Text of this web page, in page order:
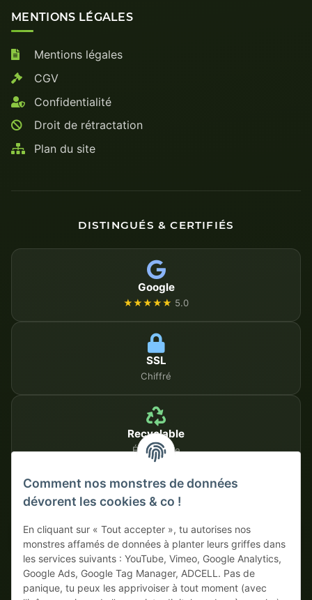
MENTIONS LÉGALES
Mentions légales
CGV
Confidentialité
Droit de rétractation
Plan du site
DISTINGUÉS & CERTIFIÉS
Google
★★★★★ 5.0
SSL
Chiffré
Recyclable
Écologique
MÉTHODES DE PAIEMENT SÉCURISÉES
Sur facture Paiement anticipé avec escompte
Comment nos monstres de données
dévorent les cookies & co !
En cliquant sur « Tout accepter », tu autorises nos
monstres affamés de données à planter leurs griffes dans
les services suivants : YouTube, Vimeo, Google Analytics,
Google Ads, Google Tag Manager, ADCELL. Pas de
panique, tu peux les apprivoiser à tout moment (avec